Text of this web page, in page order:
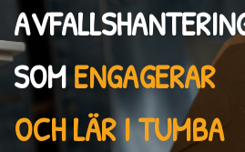
SOMENGAGERAR
OCH LÄR I TUMBA